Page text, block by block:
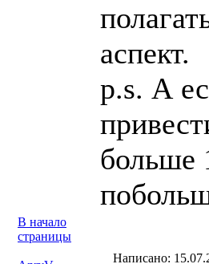
аспект.
p.s. А
больше
В начало
страницы
Написано: